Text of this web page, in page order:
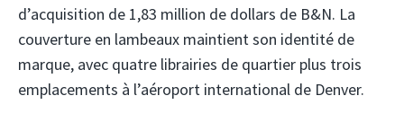
d’acquisition de 1,83 million de dollars de B&N. La
couverture en lambeaux maintient son identité de
marque, avec quatre librairies de quartier plus trois
emplacements à l’aéroport international de Denver.